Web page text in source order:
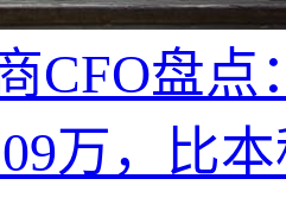
CFO盘
万，比